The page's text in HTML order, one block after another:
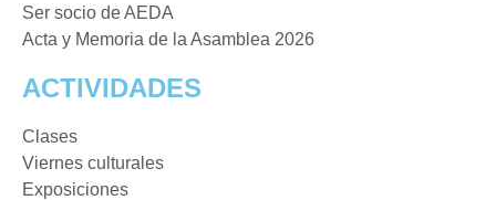
Ser socio de AEDA
Acta y Memoria de la Asamblea 2026
ACTIVIDADES
Clases
Viernes culturales
Exposiciones